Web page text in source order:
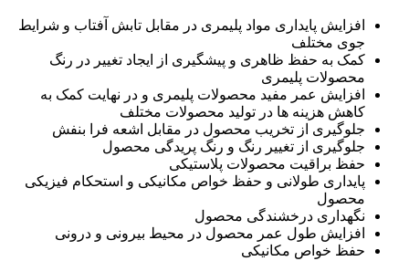
افزایش پایداری مواد پلیمری در مقابل تابش آفتاب و شرایط
جوی مختلف
کمک به حفظ ظاهری و پیشگیری از ایجاد تغییر در رنگ
محصولات پلیمری
افزایش عمر مفید محصولات پلیمری و در نهایت کمک به
کاهش هزینه‌ ها در تولید محصولات مختلف
جلوگیری از تخریب محصول در مقابل اشعه فرا بنفش
جلوگیری از تغییر رنگ و رنگ پریدگی محصول
حفظ براقیت محصولات پلاستیکی
پایداری طولانی و حفظ خواص مکانیکی و استحکام فیزیکی
محصول
نگهداری درخشندگی محصول
افزایش طول عمر محصول در محیط بیرونی و درونی
حفظ خواص مکانیکی